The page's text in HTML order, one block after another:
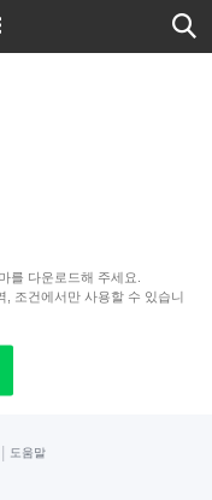
를 다운로드해 주세요.
, 조건에서만 사용할 수 있습니
도움말